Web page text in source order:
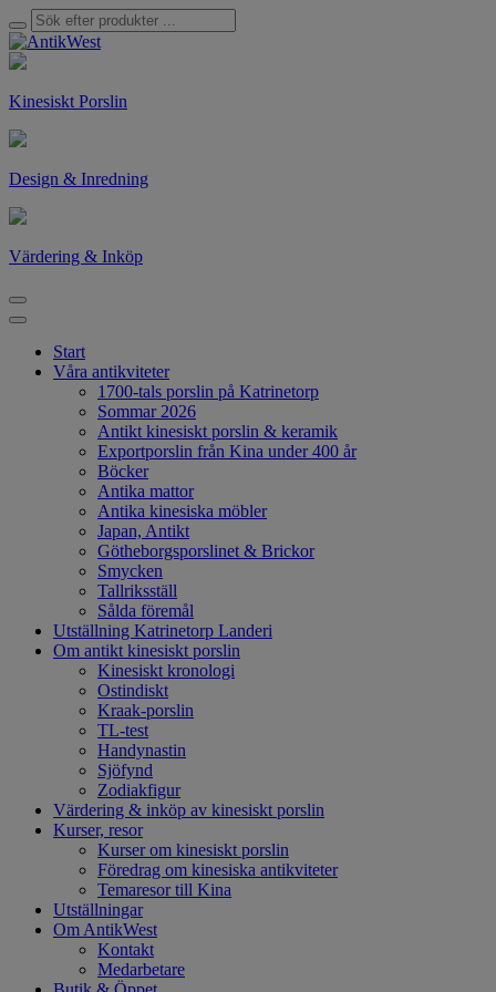
Kinesiskt Porslin
Design & Inredning
Värdering & Inköp
Start
Våra antikviteter
1700-tals porslin på Katrinetorp
Sommar 2026
Antikt kinesiskt porslin & keramik
Exportporslin från Kina under 400 år
Böcker
Antika mattor
Antika kinesiska möbler
Japan, Antikt
Götheborgsporslinet & Brickor
Smycken
Tallriksställ
Sålda föremål
Utställning Katrinetorp Landeri
Om antikt kinesiskt porslin
Kinesiskt kronologi
Ostindiskt
Kraak-porslin
TL-test
Handynastin
Sjöfynd
Zodiakfigur
Värdering & inköp av kinesiskt porslin
Kurser, resor
Kurser om kinesiskt porslin
Föredrag om kinesiska antikviteter
Temaresor till Kina
Utställningar
Om AntikWest
Kontakt
Medarbetare